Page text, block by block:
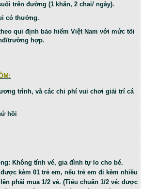
trên đường (1 khăn, 2 chai/ ngày).
có thưởng.
qui định bảo hiểm Việt Nam với mức tối
trường hợp.
trình, và các chi phí vui chơi giải trí cá
hồi
Không tính vé, gia đình tự lo cho bé.
kèm 01 trẻ em, nếu trẻ em đi kèm nhiều
phải mua 1/2 vé. (Tiêu chuẩn 1/2 vé: được